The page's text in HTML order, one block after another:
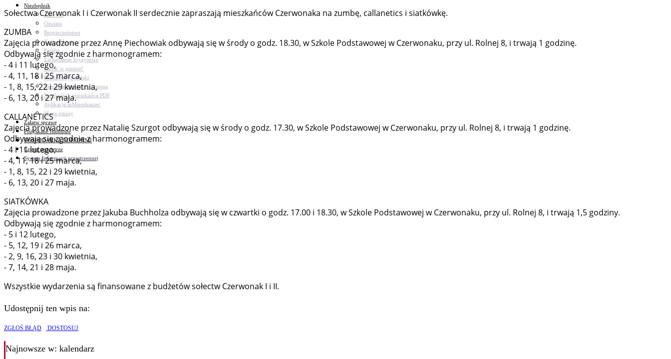
Niezbędnik
Zdrowie
Oświata
Bezpieczeństwo
Komunikacja
Parafie
Zarządzanie kryzysowe
C.ześć w gminie!
Budżet obywatelski
Nieodpłatna pomoc prawna
Niezbędnik mieszkańca PDF
Aplikacja mMieszkaniec
Mapa gminy
Załatw sprawę
Pozyskane fundusze
GOSPODARKA ODPADAMI
Czyste powietrze
System Informacji przestrzennej
Sołectwa Czerwonak I i Czerwonak II serdecznie zapraszają mieszkańców Czerwonaka na zumbę, callanetics i siatkówkę.
ZUMBA
Zajęcia prowadzone przez Annę Piechowiak odbywają się w środy o godz. 18.30, w Szkole Podstawowej w Czerwonaku, przy ul. Rolnej 8, i trwają 1 godzinę.
Odbywają się zgodnie z harmonogramem:
- 4 i 11 lutego,
- 4, 11, 18 i 25 marca,
- 1, 8, 15, 22 i 29 kwietnia,
- 6, 13, 20 i 27 maja.
CALLANETICS
Zajęcia prowadzone przez Natalię Szurgot odbywają się w środy o godz. 17.30, w Szkole Podstawowej w Czerwonaku, przy ul. Rolnej 8, i trwają 1 godzinę.
Odbywają się zgodnie z harmonogramem:
- 4 i 11 lutego,
- 4, 11, 18 i 25 marca,
- 1, 8, 15, 22 i 29 kwietnia,
- 6, 13, 20 i 27 maja.
SIATKÓWKA
Zajęcia prowadzone przez Jakuba Buchholza odbywają się w czwartki o godz. 17.00 i 18.30, w Szkole Podstawowej w Czerwonaku, przy ul. Rolnej 8, i trwają 1,5 godziny.
Odbywają się zgodnie z harmonogramem:
- 5 i 12 lutego,
- 5, 12, 19 i 26 marca,
- 2, 9, 16, 23 i 30 kwietnia,
- 7, 14, 21 i 28 maja.
Wszystkie wydarzenia są finansowane z budżetów sołectw Czerwonak I i II.
Udostępnij ten wpis na:
ZGŁOŚ BŁĄD DOSTOSUJ
Najnowsze w: kalendarz